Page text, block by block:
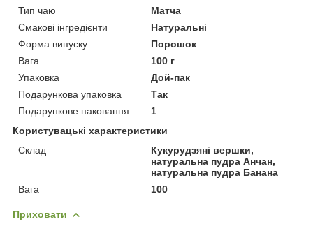
Тип чаю
Матча
Смакові інгредієнти
Натуральні
Форма випуску
Порошок
Вага
100 г
Упаковка
Дой-пак
Подарункова упаковка
Так
Подарункове паковання
1
Користувацькі характеристики
Склад
Кукурудзяні вершки,
натуральна пудра Анчан,
натуральна пудра Банана
Вага
100
Приховати